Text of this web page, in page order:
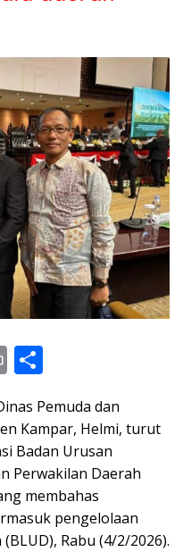
Pr
t ar
e
Pemuda dan
Kampar, Helmi, turut
Badan Urusan
Perwakilan Daerah
membahas
pengelolaan
Rabu (4/2/2026).